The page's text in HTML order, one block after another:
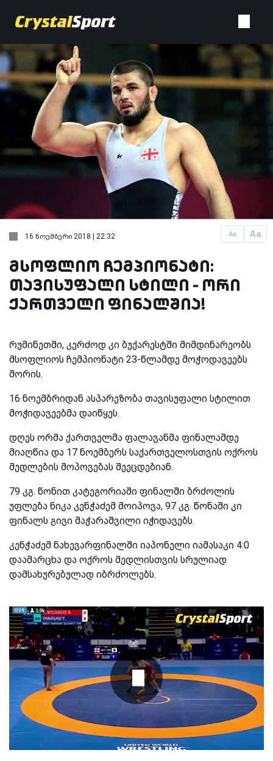
Aa Aa
16 ნოემბერი 2018 | 22:32
მსოფლიო ჩემპიონატი:
თავისუფალი სტილი - ორი
ქართველი ფინალშია!
რუმინეთში, კერძოდ კი ბუქარესტში მიმდინარეობს
მსოფლიოს ჩემპიონატი 23-წლამდე მოჭოდავეებს
შორის.
16 ნოემბრიდან ასპარეზობა თავისუფალი სტილით
მოჭიდავეებმა დაიწყეს.
დღეს ორმა ქართველმა ფალავანმა ფინალამდე
მიაღწია და 17 ნოემბერს საქართველოსთვის ოქროს
მედლების მოპოვებას შეეცდებიან.
79 კგ. წონით კატეგორიაში ფინალში ბრძოლის
უფლება ნიკა კენჭაძემ მოიპოვა, 97 კგ. წონაში კი
ფინალს გივი მაჭარაშვილი იჭიდავებს.
კენჭაძემ ნახევარფინალში იაპონელი იამასაკი 4:0
დაამარცხა და ოქროს მედლისთვის სრულიად
დამსახურებულად იბრძოლებს.